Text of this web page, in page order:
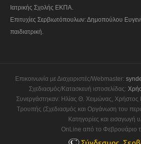
Ιατρικής Σχολής ΕΚΠΑ.
Επιτυχίες Σερβιωτόπουλων: Δημοπούλου
παιδιατρική.
Επικοινωνία με Διαχειριστές/Webmaster:
Σχεδιασμός/Κατασκευή ιστοσελίδας:
Συνεργάστηκαν: Ηλίας Θ. Χειμώνας,
Τρουπής (Σχεδιασμός και Οργάνωση του
Κατηγορίες και εισαγωγή
OnLine από το Φεβρουάριο